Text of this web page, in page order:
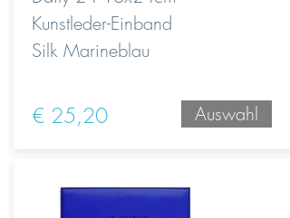
Kunstleder-Einband
Silk Marineblau
€ 25,20 Auswahl